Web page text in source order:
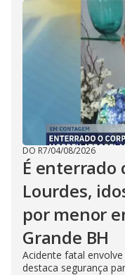
DO R7/04/08/2026
É enterrado
Lourdes,
por menor
Grande BH
Acidente fatal
destaca segurança